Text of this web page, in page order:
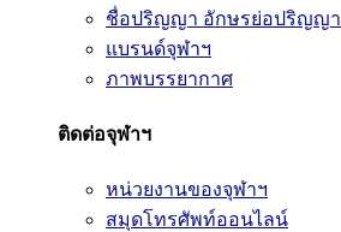
ชื่อปริญญา อักษรย่อปริญญา
แบรนด์จุฬาฯ
ภาพบรรยากาศ
ติดต่อจุฬาฯ
หน่วยงานของจุฬาฯ
สมุดโทรศัพท์ออนไลน์